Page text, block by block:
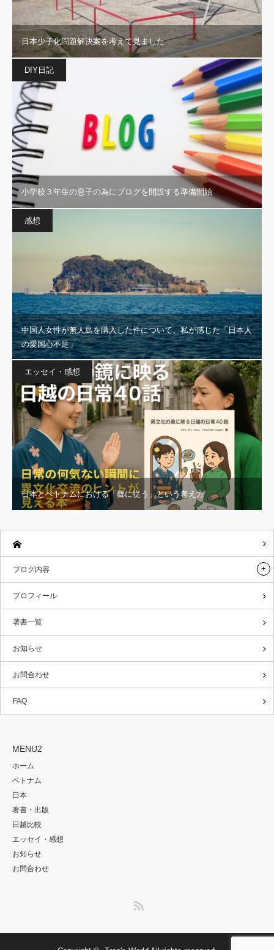
日本少子化問題解決案を考えて見ました
DIY日記
小学校３年生の息子の為にブログを開設する準備開始
感想
中国人女性が無人島を購入した件について、私が感じた「日本人
の愛国心不足」
エッセイ・感想
日本とベトナムにおける「郷に従う」という考え方
ブログ内容
プロフィール
著書一覧
お知らせ
お問合わせ
FAQ
MENU2
ホーム
ベトナム
日本
著書・出版
日越比較
エッセイ・感想
お知らせ
お問合わせ